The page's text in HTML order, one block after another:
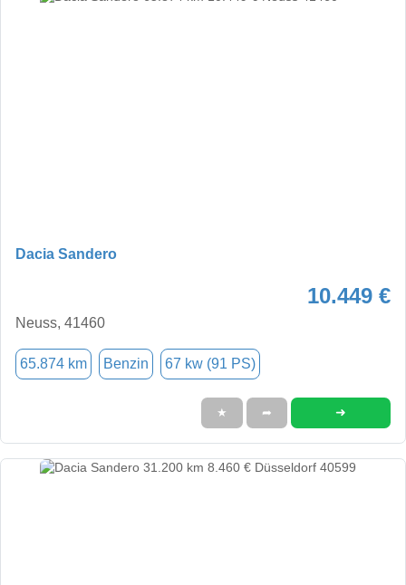
Dacia Sandero
10.449 €
Neuss, 41460
65.874 km Benzin 67 kw (91 PS)
★ ➦ ➜